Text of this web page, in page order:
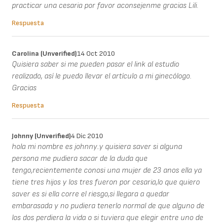
practicar una cesaria por favor aconsejenme gracias Lili.
Respuesta
Carolina (unverified)14 Oct 2010
Quisiera saber si me pueden pasar el link al estudio
realizado, así le puedo llevar el artículo a mi ginecólogo.
Gracias
Respuesta
Johnny (unverified)4 Dic 2010
hola mi nombre es johnny..y quisiera saver si alguna
persona me pudiera sacar de la duda que
tengo,recientemente conosi una mujer de 23 anos ella ya
tiene tres hijos y los tres fueron por cesaria,lo que quiero
saver es si ella corre el riesgo,si llegara a quedar
embarasada y no pudiera tenerlo normal de que alguno de
los dos perdiera la vida o si tuviera que elegir entre uno de